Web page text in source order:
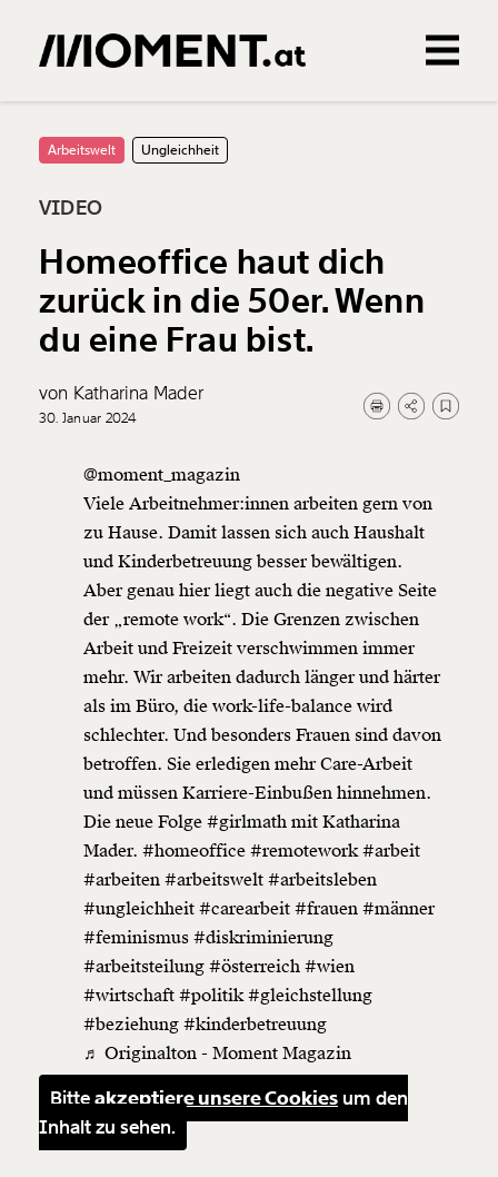
0Treffer
Arbeitswelt Ungleichheit
VIDEO
Homeoffice haut dich
zurück in die 50er. Wenn
du eine Frau bist.
von Katharina Mader
30. Januar 2024
@moment_magazin
Viele Arbeitnehmer:innen arbeiten gern von
zu Hause. Damit lassen sich auch Haushalt
und Kinderbetreuung besser bewältigen.
Aber genau hier liegt auch die negative Seite
der „remote work“. Die Grenzen zwischen
Arbeit und Freizeit verschwimmen immer
mehr. Wir arbeiten dadurch länger und härter
als im Büro, die work-life-balance wird
schlechter. Und besonders Frauen sind davon
betroffen. Sie erledigen mehr Care-Arbeit
und müssen Karriere-Einbußen hinnehmen.
Die neue Folge #girlmath mit Katharina
Mader. #homeoffice #remotework #arbeit
#arbeiten #arbeitswelt #arbeitsleben
#ungleichheit #carearbeit #frauen #männer
#feminismus #diskriminierung
#arbeitsteilung #österreich #wien
#wirtschaft #politik #gleichstellung
#beziehung #kinderbetreuung
♬ Originalton - Moment Magazin
Bitteakzeptiere unsere Cookies um den
Inhalt zu sehen.